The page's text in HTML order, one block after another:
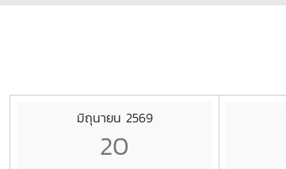
มิถุนายน 2569
20